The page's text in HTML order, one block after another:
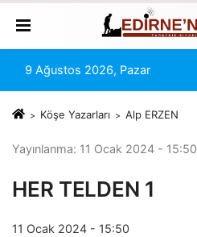
9 Ağustos 2026, Pazar
Köşe Yazarları Alp ERZEN
Yayınlanma: 11 Ocak 2024 - 15:50
HER TELDEN 1
11 Ocak 2024 - 15:50